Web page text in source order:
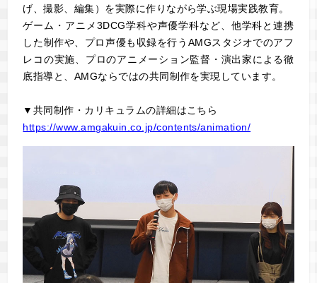
げ、撮影、編集）を実際に作りながら学ぶ現場実践教育。
ゲーム・アニメ3DCG学科や声優学科など、他学科と連携
した制作や、プロ声優も収録を行うAMGスタジオでのアフ
レコの実施、プロのアニメーション監督・演出家による徹
底指導と、AMGならではの共同制作を実現しています。
▼共同制作・カリキュラムの詳細はこちら
https://www.amgakuin.co.jp/contents/animation/